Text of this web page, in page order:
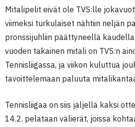
Mitalipelit eivät ole TVS:lle
viimeksi turkulaiset nähtiin neljän
pronssijuhliin päättyneellä
vuoden takainen mitali on TVS:n
Tennisliigassa, ja viikon kuluttua
tavoittelemaan paluuta
Tennisliigaa on siis jäljellä kaksi
14.2. pelataan välierät, joissa